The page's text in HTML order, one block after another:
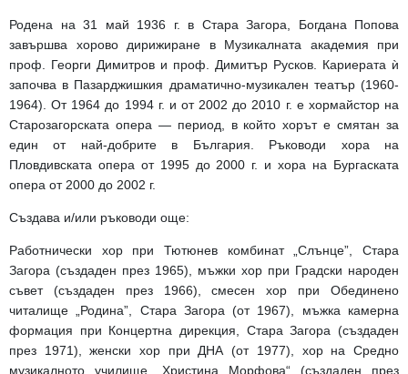
Родена на 31 май 1936 г. в Стара Загора, Богдана Попова
завършва хорово дирижиране в Музикалната академия при
проф. Георги Димитров и проф. Димитър Русков. Кариерата ѝ
започва в Пазарджишкия драматично-музикален театър (1960-
1964). От 1964 до 1994 г. и от 2002 до 2010 г. е хормайстор на
Старозагорската опера — период, в който хорът е смятан за
един от най-добрите в България. Ръководи хора на
Пловдивската опера от 1995 до 2000 г. и хора на Бургаската
опера от 2000 до 2002 г.
Създава и/или ръководи още:
Работнически хор при Тютюнев комбинат „Слънце”, Стара
Загора (създаден през 1965), мъжки хор при Градски народен
съвет (създаден през 1966), смесен хор при Обединено
читалище „Родина”, Стара Загора (от 1967), мъжка камерна
формация при Концертна дирекция, Стара Загора (създаден
през 1971), женски хор при ДНА (от 1977), хор на Средно
музикалното училище „Христина Морфова“ (създаден през